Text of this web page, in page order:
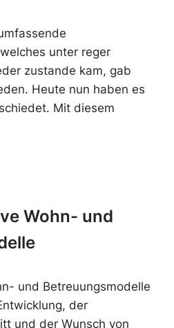
unter reger
zustande kam, gab
Heute nun haben es
Mit diesem
Wohn- und
und Betreuungsmodelle
der
und der Wunsch von